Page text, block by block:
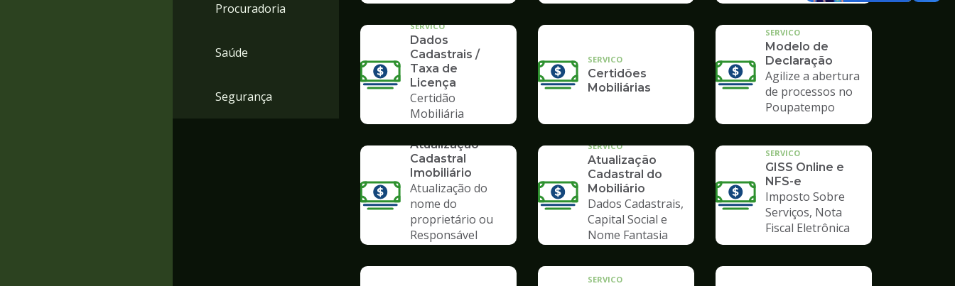
Procuradoria
Saúde
Segurança
SERVICO
Dados
Cadastrais /
Taxa de
Licença
Certidão
Mobiliária
SERVICO
Certidões
Mobiliárias
SERVICO
Modelo de
Declaração
Agilize a abertura
de processos no
Poupatempo
Atualização
Cadastral
Imobiliário
Atualização do
nome do
proprietário ou
Responsável
SERVICO
Atualização
Cadastral do
Mobiliário
Dados Cadastrais,
Capital Social e
Nome Fantasia
SERVICO
GISS Online e
NFS-e
Imposto Sobre
Serviços, Nota
Fiscal Eletrônica
SERVICO